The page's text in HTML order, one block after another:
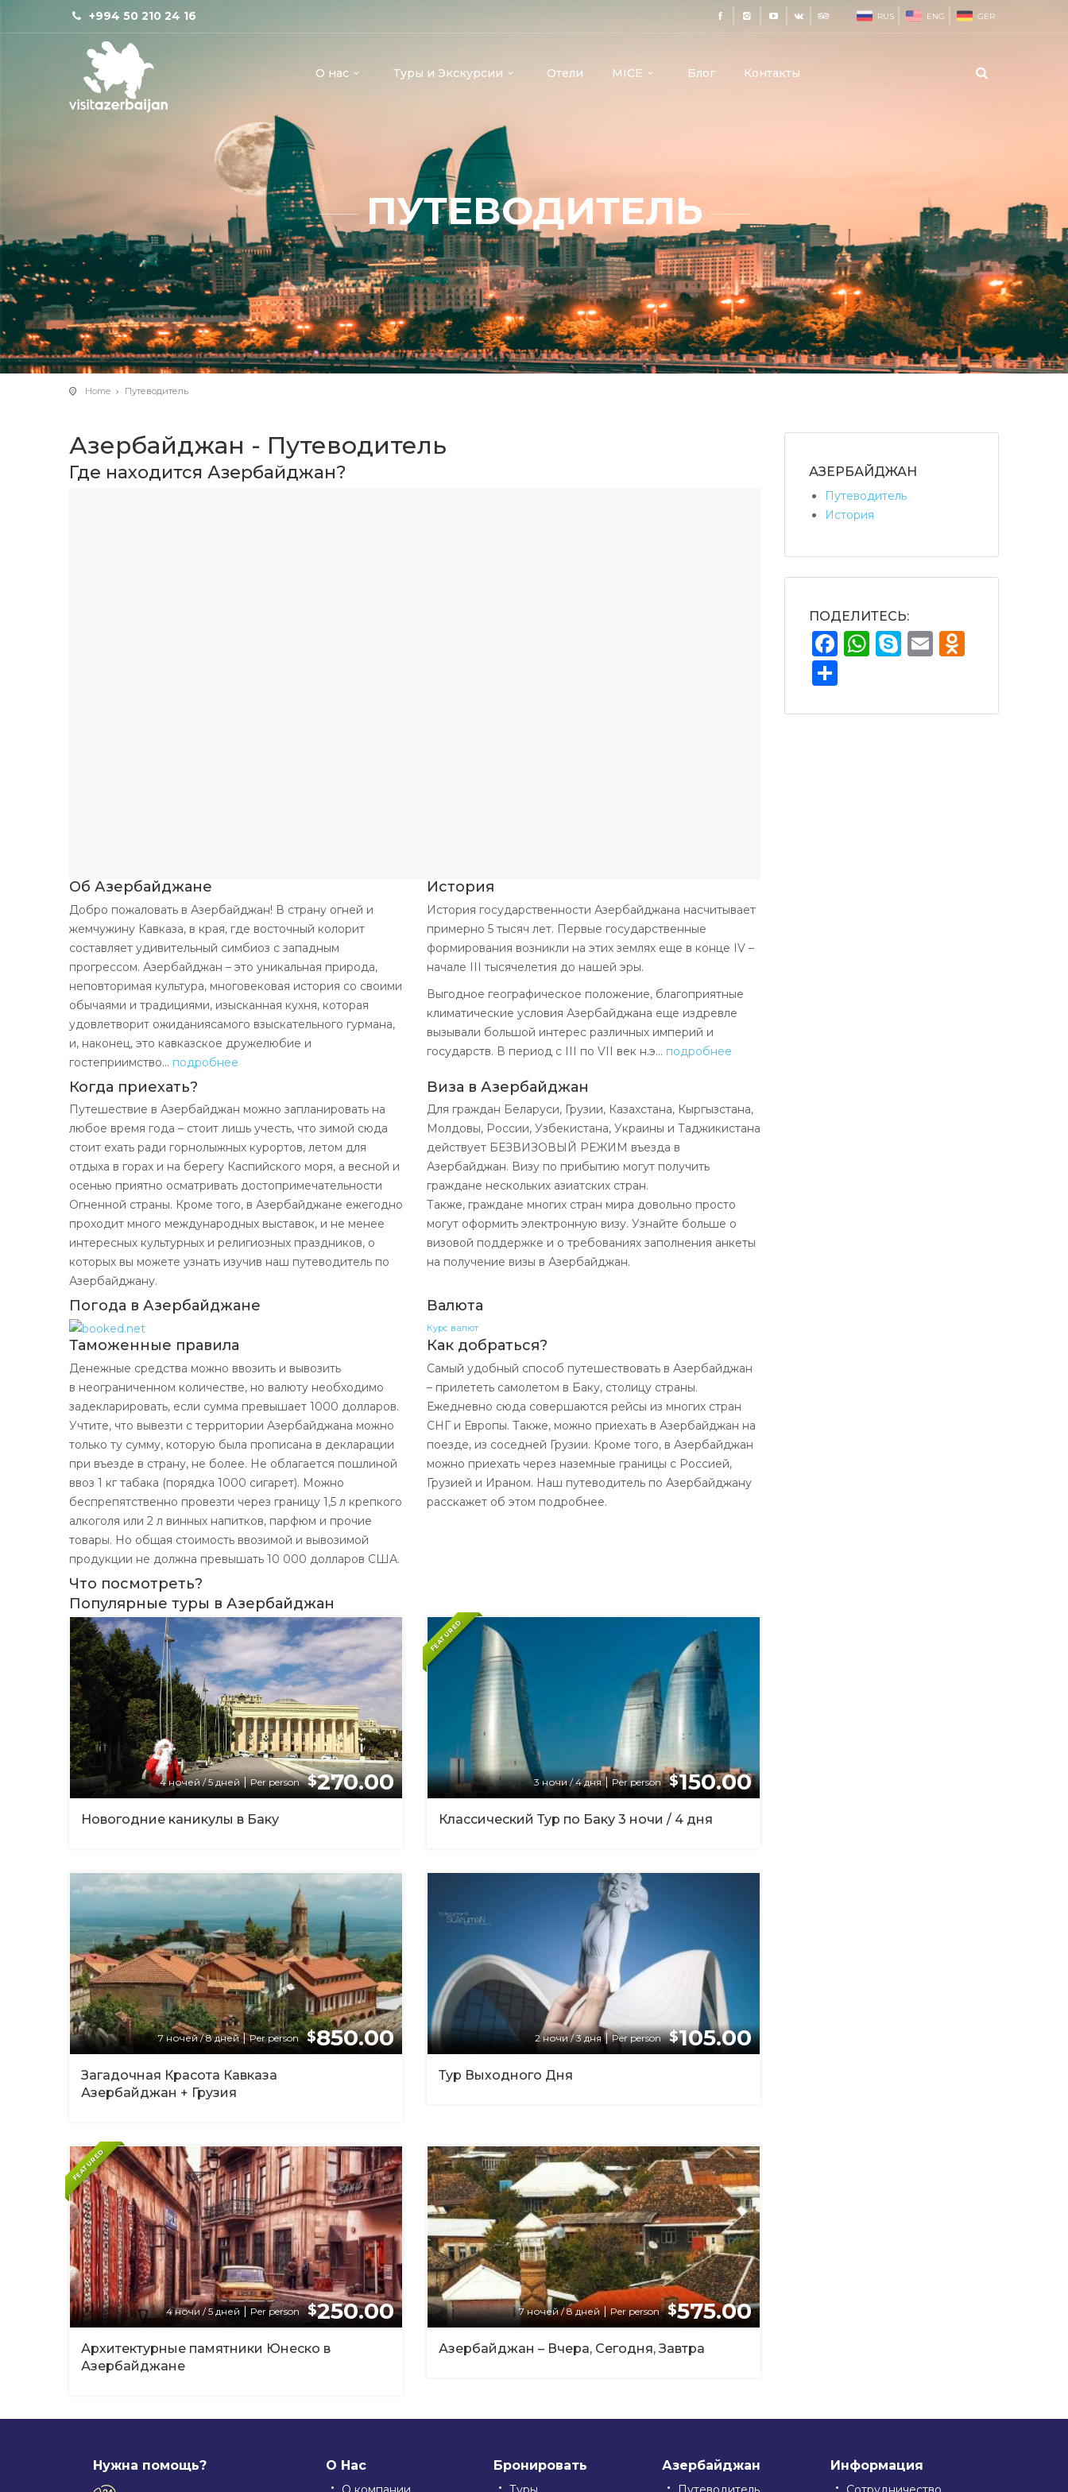
+994 50 210 24 16 RUS ENG GER
О нас Туры и Экскурсии Отели MICE Блог Контакты
ПУТЕВОДИТЕЛЬ
Home Путеводитель
Азербайджан - Путеводитель
Где находится Азербайджан?
Об Азербайджане
Добро пожаловать в Азербайджан! В страну огней и
жемчужину Кавказа, в края, где восточный колорит
составляет удивительный симбиоз с западным
прогрессом. Азербайджан – это уникальная природа,
неповторимая культура, многовековая история со своими
обычаями и традициями, изысканная кухня, которая
удовлетворит ожиданиясамого взыскательного гурмана,
и, наконец, это кавказское дружелюбие и
гостеприимство… подробнее
История
История государственности Азербайджана насчитывает
примерно 5 тысяч лет. Первые государственные
формирования возникли на этих землях еще в конце IV –
начале III тысячелетия до нашей эры.
Выгодное географическое положение, благоприятные
климатические условия Азербайджана еще издревле
вызывали большой интерес различных империй и
государств. В период с III по VII век н.э… подробнее
Когда приехать?
Путешествие в Азербайджан можно запланировать на
любое время года – стоит лишь учесть, что зимой сюда
стоит ехать ради горнолыжных курортов, летом для
отдыха в горах и на берегу Каспийского моря, а весной и
осенью приятно осматривать достопримечательности
Огненной страны. Кроме того, в Азербайджане ежегодно
проходит много международных выставок, и не менее
интересных культурных и религиозных праздников, о
которых вы можете узнать изучив наш путеводитель по
Азербайджану.
Виза в Азербайджан
Для граждан Беларуси, Грузии, Казахстана, Кыргызстана,
Молдовы, России, Узбекистана, Украины и Таджикистана
действует БЕЗВИЗОВЫЙ РЕЖИМ въезда в
Азербайджан. Визу по прибытию могут получить
граждане нескольких азиатских стран.
Также, граждане многих стран мира довольно просто
могут оформить электронную визу. Узнайте больше о
визовой поддержке и о требованиях заполнения анкеты
на получение визы в Азербайджан.
Погода в Азербайджане Валюта
Курс валют
Таможенные правила
Денежные средства можно ввозить и вывозить
в неограниченном количестве, но валюту необходимо
задекларировать, если сумма превышает 1000 долларов.
Учтите, что вывезти с территории Азербайджана можно
только ту сумму, которую была прописана в декларации
при въезде в страну, не более. Не облагается пошлиной
ввоз 1 кг табака (порядка 1000 сигарет). Можно
беспрепятственно провезти через границу 1,5 л крепкого
алкоголя или 2 л винных напитков, парфюм и прочие
товары. Но общая стоимость ввозимой и вывозимой
продукции не должна превышать 10 000 долларов США.
Как добраться?
Самый удобный способ путешествовать в Азербайджан
– прилететь самолетом в Баку, столицу страны.
Ежедневно сюда совершаются рейсы из многих стран
СНГ и Европы. Также, можно приехать в Азербайджан на
поезде, из соседней Грузии. Кроме того, в Азербайджан
можно приехать через наземные границы с Россией,
Грузией и Ираном. Наш путеводитель по Азербайджану
расскажет об этом подробнее.
Что посмотреть?
Популярные туры в Азербайджан
$270.00
4 ночей / 5 дней|Per person
Новогодние каникулы в Баку
FEATURED
$150.00
3 ночи / 4 дня|Per person
Классический Тур по Баку 3 ночи / 4 дня
$850.00
7 ночей / 8 дней|Per person
Загадочная Красота Кавказа
Азербайджан + Грузия
$105.00
2 ночи / 3 дня|Per person
Тур Выходного Дня
FEATURED
$250.00
4 ночи / 5 дней|Per person
Архитектурные памятники Юнеско в
Азербайджане
$575.00
7 ночей / 8 дней|Per person
Азербайджан – Вчера, Сегодня, Завтра
АЗЕРБАЙДЖАН
Путеводитель
История
ПОДЕЛИТЕСЬ:
Facebook
WhatsApp
SkypeEmail
Нужна помощь? О Нас Бронировать Азербайджан Информация